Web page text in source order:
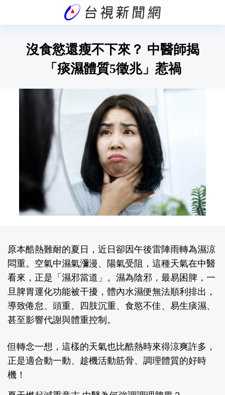
沒食慾還瘦不下來？ 中醫師揭
「痰濕體質5徵兆」惹禍
原本酷熱難耐的夏日，近日卻因午後雷陣雨轉為濕涼
悶重。空氣中濕氣瀰漫、陽氣受阻，這種天氣在中醫
看來，正是「濕邪當道」。濕為陰邪，最易困脾，一
旦脾胃運化功能被干擾，體內水濕便無法順利排出，
導致倦怠、頭重、四肢沉重、食慾不佳、易生痰濕、
甚至影響代謝與體重控制。
但轉念一想，這樣的天氣也比酷熱時來得涼爽許多，
正是適合動一動、趁機活動筋骨、調理體質的好時
機！